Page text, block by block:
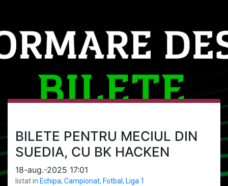
BILETE PENTRU MECIUL DIN
SUEDIA, CU BK HACKEN
18-aug.-2025 17:01
listat in Echipa, Campionat, Fotbal, Liga 1